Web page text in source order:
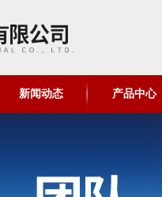
新闻动态 产品中心